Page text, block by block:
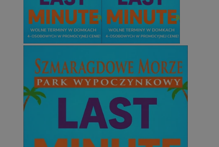
Niezbędne Wydajność Targetowanie
Niezbędne pliki cookie umożliwiają korzystanie z podstawowych
takich jak logowanie użytkownika i zarządzanie kontem. Bez
można prawidłowo korzystać ze strony internetowej.
Nazwa
Domena
SessID
mojetychy.pl
mojetychy.pl